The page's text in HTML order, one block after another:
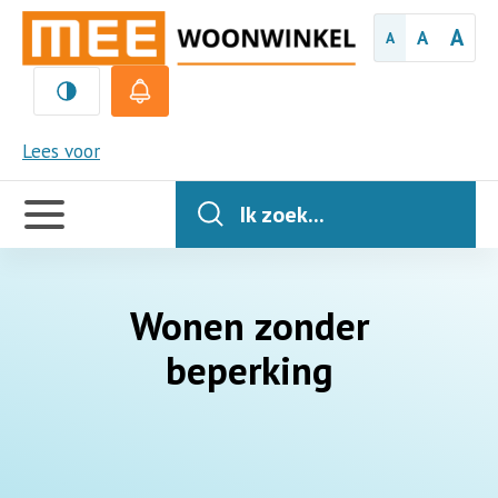
A A A
Lees voor
MEE
Handige
links
Ik zoek...
Wonen zonder
beperking